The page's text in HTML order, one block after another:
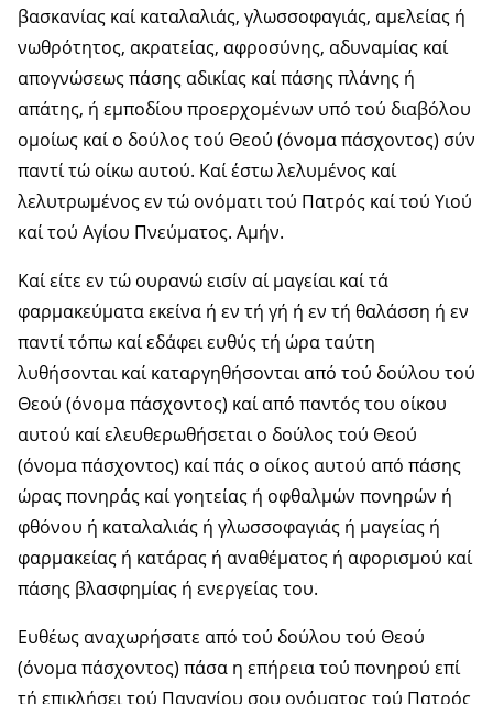
βασκανίας καί καταλαλιάς, γλωσσοφαγιάς, αμελείας ή
νωθρότητος, ακρατείας, αφροσύνης, αδυναμίας καί
απογνώσεως πάσης αδικίας καί πάσης πλάνης ή
απάτης, ή εμποδίου προερχομένων υπό τού διαβόλου
ομοίως καί ο δούλος τού Θεού (όνομα πάσχοντος) σύν
παντί τώ οίκω αυτού. Καί έστω λελυμένος καί
λελυτρωμένος εν τώ ονόματι τού Πατρός καί τού Υιού
καί τού Αγίου Πνεύματος. Αμήν.
Καί είτε εν τώ ουρανώ εισίν αί μαγείαι καί τά
φαρμακεύματα εκείνα ή εν τή γή ή εν τή θαλάσση ή εν
παντί τόπω καί εδάφει ευθύς τή ώρα ταύτη
λυθήσονται καί καταργηθήσονται από τού δούλου τού
Θεού (όνομα πάσχοντος) καί από παντός του οίκου
αυτού καί ελευθερωθήσεται ο δούλος τού Θεού
(όνομα πάσχοντος) καί πάς ο οίκος αυτού από πάσης
ώρας πονηράς καί γοητείας ή οφθαλμών πονηρών ή
φθόνου ή καταλαλιάς ή γλωσσοφαγιάς ή μαγείας ή
φαρμακείας ή κατάρας ή αναθέματος ή αφορισμού καί
πάσης βλασφημίας ή ενεργείας του.
Ευθέως αναχωρήσατε από τού δούλου τού Θεού
(όνομα πάσχοντος) πάσα η επήρεια τού πονηρού επί
τή επικλήσει τού Παναγίου σου ονόματος τού Πατρός